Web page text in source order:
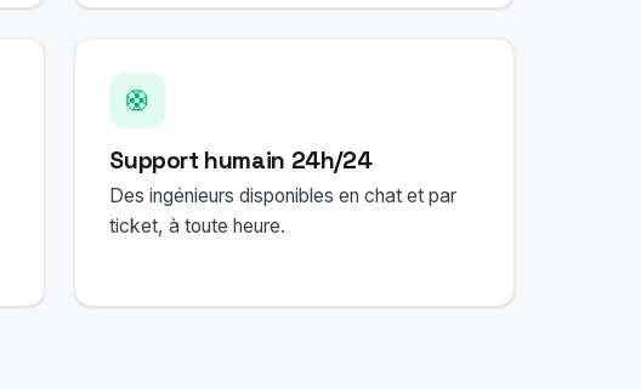
🛟
Support humain 24h/24
Des ingénieurs disponibles en chat et par
ticket, à toute heure.